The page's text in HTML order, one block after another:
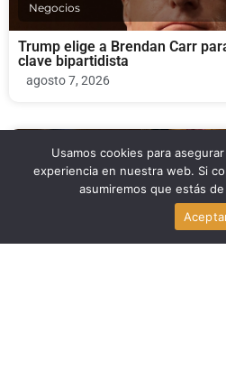
Negocios
Trump elige a Brendan Carr
clave bipartidista
agosto 7, 2026
Economia
Trump renueva su pulso
Federal de Estados Unidos
Usamos cookies para
experiencia en nuestra web. Si
asumiremos que estás